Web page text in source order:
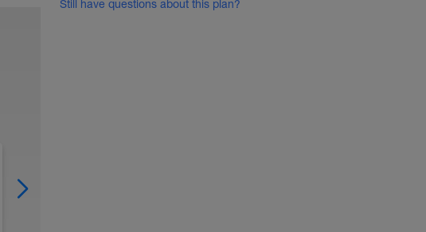
Still have questions about this plan?